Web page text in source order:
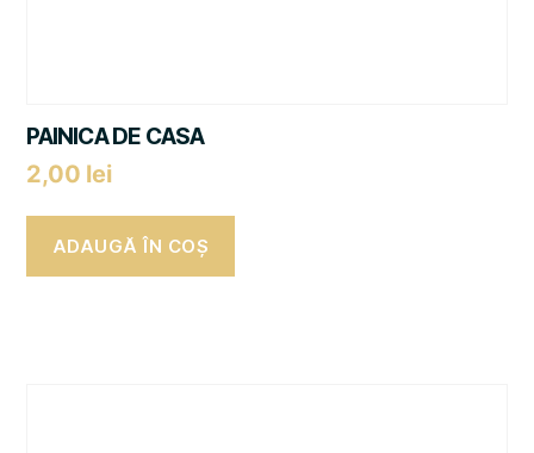
PAINICA DE CASA
2,00 lei
ADAUGĂ ÎN COȘ